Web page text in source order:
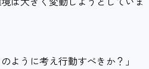
ように考え行動すべきか？」